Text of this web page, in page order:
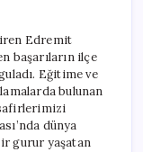
Edremit
başarıların ilçe
Eğitime ve
bulunan
dünya
gurur yaşatan